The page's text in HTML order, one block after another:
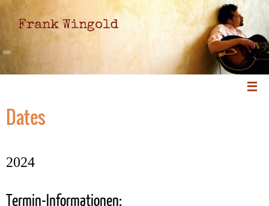
Frank Wingold
Dates
2024
Termin-Informationen: